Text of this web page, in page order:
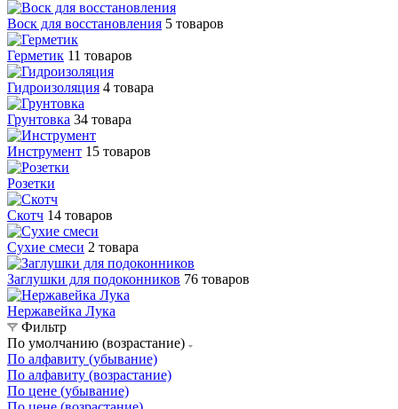
Воск для восстановления 5 товаров
Герметик 11 товаров
Гидроизоляция 4 товара
Грунтовка 34 товара
Инструмент 15 товаров
Розетки
Скотч 14 товаров
Сухие смеси 2 товара
Заглушки для подоконников 76 товаров
Нержавейка Лука
Фильтр
По умолчанию (возрастание)
По алфавиту (убывание)
По алфавиту (возрастание)
По цене (убывание)